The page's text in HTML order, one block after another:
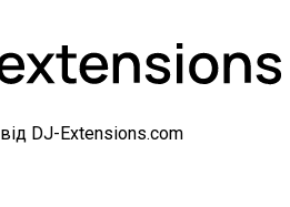
від DJ-Extensions.com